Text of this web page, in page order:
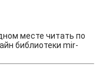
месте читать по
библиотеки mir-